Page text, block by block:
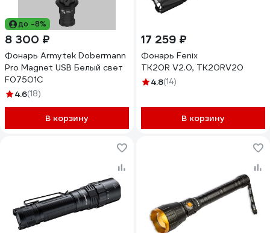
до -8%
8 300 ₽
Фонарь Armytek Dobermann
Pro Magnet USB Белый свет
F07501C
4.6(18)
В корзину
17 259 ₽
Фонарь Fenix
TK20R V2.0, TK20RV20
4.8(14)
В корзину